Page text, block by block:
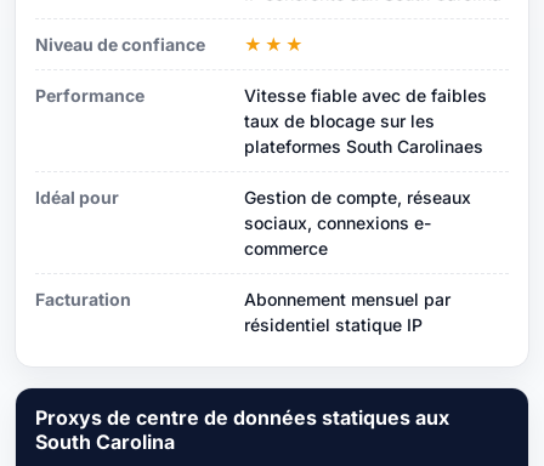
Niveau de confiance ★★★
Performance
Vitesse fiable avec de faibles
taux de blocage sur les
plateformes South Carolinaes
Idéal pour
Gestion de compte, réseaux
sociaux, connexions e-
commerce
Facturation
Abonnement mensuel par
résidentiel statique IP
Proxys de centre de données statiques aux
South Carolina